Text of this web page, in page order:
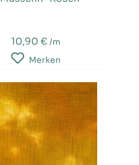
10,90 € /m
Merken